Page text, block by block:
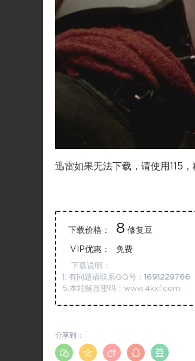
迅雷如果无法下载，请使用115，
下载价格： 8 修复豆
VIP优惠： 免费
下载说明：
1: 有问题请联系QQ号： 1691229766
5:本站解压密码：www.4kxf.com
分享到：